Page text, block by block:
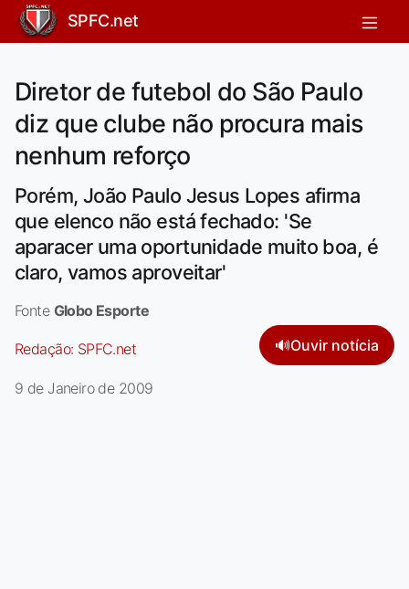
SPFC.net
Diretor de futebol do São Paulo
diz que clube não procura mais
nenhum reforço
Porém, João Paulo Jesus Lopes afirma
que elenco não está fechado: 'Se
aparacer uma oportunidade muito boa, é
claro, vamos aproveitar'
Fonte Globo Esporte
Redação: SPFC.net 🔊Ouvir notícia
9 de Janeiro de 2009